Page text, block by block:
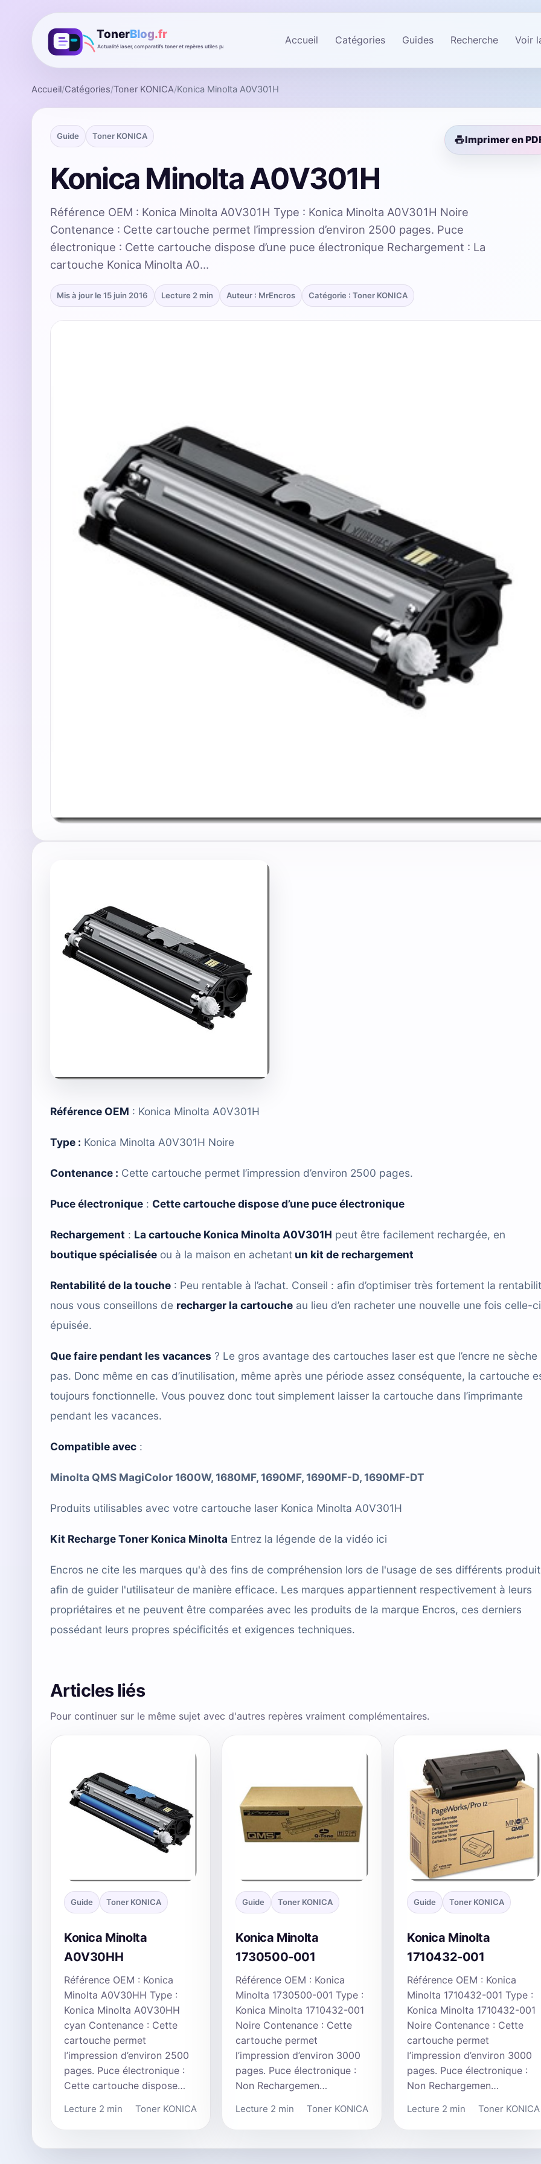
Accueil Catégories Guides Recherche Voir
Accueil/Catégories/Toner KONICA/Konica Minolta A0V301H
Guide Toner KONICA Imprimer en
Konica Minolta A0V301H
Référence OEM : Konica Minolta A0V301H Type : Konica Minolta A0V301H Noire
Contenance : Cette cartouche permet l’impression d’environ 2500 pages. Puce
électronique : Cette cartouche dispose d’une puce électronique Rechargement : La
cartouche Konica Minolta A0…
Mis à jour le 15 juin 2016 Lecture 2 min Auteur : MrEncros Catégorie : Toner KONICA
Référence OEM : Konica Minolta A0V301H
Type : Konica Minolta A0V301H Noire
Contenance : Cette cartouche permet l’impression d’environ 2500 pages.
Puce électronique : Cette cartouche dispose d’une puce électronique
Rechargement : La cartouche Konica Minolta A0V301H peut être facilement rechargée, en
boutique spécialisée ou à la maison en achetant un kit de rechargement
Rentabilité de la touche : Peu rentable à l’achat. Conseil : afin d’optimiser très fortement la
nous vous conseillons de recharger la cartouche au lieu d’en racheter une nouvelle une fois celle-ci
épuisée.
Que faire pendant les vacances ? Le gros avantage des cartouches laser est que l’encre ne sèche
pas. Donc même en cas d’inutilisation, même après une période assez conséquente, la cartouche
toujours fonctionnelle. Vous pouvez donc tout simplement laisser la cartouche dans l’imprimante
pendant les vacances.
Compatible avec :
Minolta QMS MagiColor 1600W, 1680MF, 1690MF, 1690MF-D, 1690MF-DT
Produits utilisables avec votre cartouche laser Konica Minolta A0V301H
Kit Recharge Toner Konica Minolta Entrez la légende de la vidéo ici
Encros ne cite les marques qu'à des fins de compréhension lors de l'usage de ses différents
afin de guider l'utilisateur de manière efficace. Les marques appartiennent respectivement à leurs
propriétaires et ne peuvent être comparées avec les produits de la marque Encros, ces derniers
possédant leurs propres spécificités et exigences techniques.
Articles liés
Pour continuer sur le même sujet avec d'autres repères vraiment complémentaires.
Guide Toner KONICA
Konica Minolta
A0V30HH
Référence OEM : Konica
Minolta A0V30HH Type :
Konica Minolta A0V30HH
cyan Contenance : Cette
cartouche permet
l’impression d’environ 2500
pages. Puce électronique :
Cette cartouche dispose…
Lecture 2 min Toner KONICA
Guide Toner KONICA
Konica Minolta
1730500-001
Référence OEM : Konica
Minolta 1730500-001 Type :
Konica Minolta 1710432-001
Noire Contenance : Cette
cartouche permet
l’impression d’environ 3000
pages. Puce électronique :
Non Rechargemen…
Lecture 2 min Toner KONICA
Guide Toner KONICA
Konica Minolta
1710432-001
Référence OEM : Konica
Minolta 1710432-001 Type :
Konica Minolta 1710432-001
Noire Contenance : Cette
cartouche permet
l’impression d’environ 3000
pages. Puce électronique :
Non Rechargemen…
Lecture 2 min Toner KONICA